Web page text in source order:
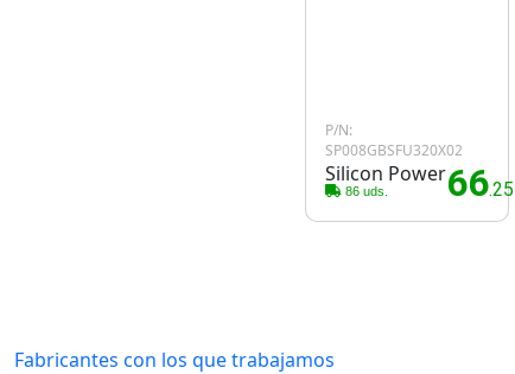
P/N:
SP008GBSFU320X02
Silicon Power
86 uds. 66.25€
Fabricantes con los que trabajamos